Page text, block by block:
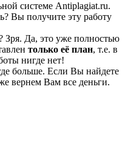
системе Аntiplagiat.ru.
Вы получите эту работу
Зря. Да, это уже полностью
только её план, т.е. в
нигде нет!
больше. Если Вы найдете
вернем Вам все деньги.